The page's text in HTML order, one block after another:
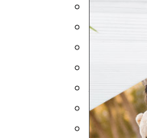
Puzles
Juegos